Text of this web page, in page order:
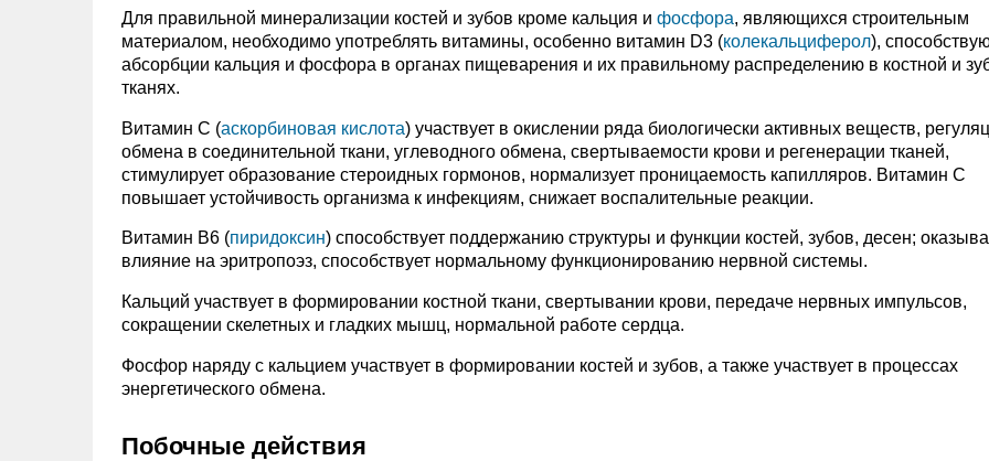
Для правильной минерализации костей и зубов кроме кальция и фосфора, являющихся строительным
материалом, необходимо употреблять витамины, особенно витамин D3 (колекальциферол),
абсорбции кальция и фосфора в органах пищеварения и их правильному распределению в костной и
тканях.
Витамин С (аскорбиновая кислота) участвует в окислении ряда биологически активных веществ,
обмена в соединительной ткани, углеводного обмена, свертываемости крови и регенерации тканей,
стимулирует образование стероидных гормонов, нормализует проницаемость капилляров. Витамин С
повышает устойчивость организма к инфекциям, снижает воспалительные реакции.
Витамин В6 (пиридоксин) способствует поддержанию структуры и функции костей, зубов, десен;
влияние на эритропоэз, способствует нормальному функционированию нервной системы.
Кальций участвует в формировании костной ткани, свертывании крови, передаче нервных импульсов,
сокращении скелетных и гладких мышц, нормальной работе сердца.
Фосфор наряду с кальцием участвует в формировании костей и зубов, а также участвует в процессах
энергетического обмена.
Побочные действия